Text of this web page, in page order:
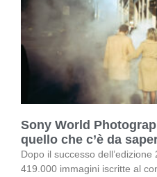
Sony World
quello che c’è da
Dopo il successo
419.000 immagini iscritte al